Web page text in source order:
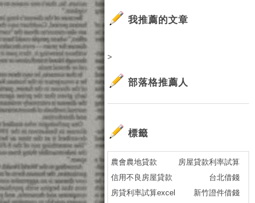
我推薦的文章
>
部落格推薦人
標籤
農會農地貸款
房屋貸款利率試算
信用不良房屋貸款
台北借錢
房貸利率試算excel
新竹證件借錢